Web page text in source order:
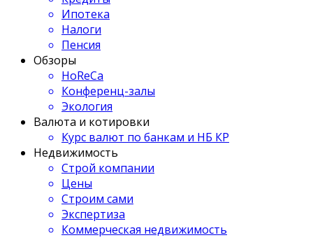
Ипотека
Налоги
Пенсия
Обзоры
HoReCa
Конференц-залы
Экология
Валюта и котировки
Курс валют по банкам и НБ КР
Недвижимость
Строй компании
Цены
Строим сами
Экспертиза
Коммерческая недвижимость